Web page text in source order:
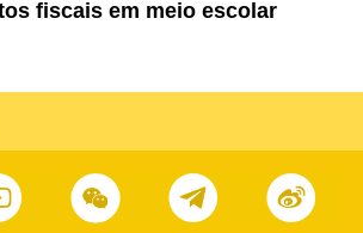
fiscais em meio escolar